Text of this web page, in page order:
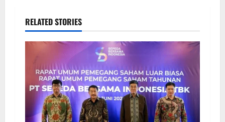
RELATED STORIES